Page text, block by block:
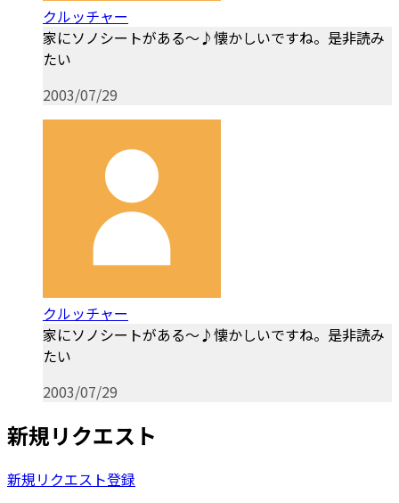
クルッチャー
家にソノシートがある～♪懐かしいですね。是非読み
たい
2003/07/29
クルッチャー
家にソノシートがある～♪懐かしいですね。是非読み
たい
2003/07/29
新規リクエスト
新規リクエスト登録